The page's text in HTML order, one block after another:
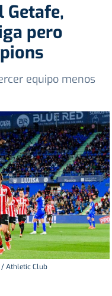
Getafe,
pero
equipo menos
Athletic Club